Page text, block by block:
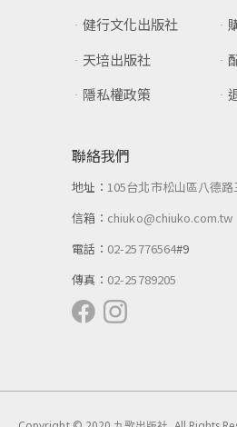
健行文化出版社
天培出版社
隱私權政策
聯絡我們
地址：105台北市松山區八德
信箱： chiuko@chiuko.com.tw
電話： 02-25776564#9
傳真： 02-25789205